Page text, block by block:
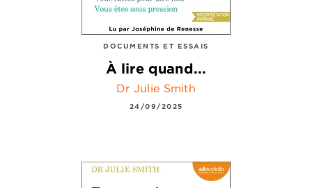
DOCUMENTS ET ESSAIS
À lire quand...
Dr Julie Smith
24/09/2025